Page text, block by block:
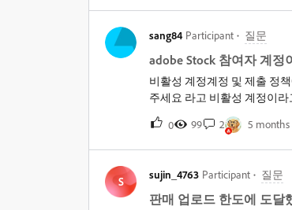
sang84 Participant 질문
adobe Stock 참여자 계정
비활성 계정계정 및 제출 정
주세요 라고 비활성 계정이
고 있는 계정은 한개 입니다.
있다 제공하신 전화번호는
없는 것으로 확인됩니다. 다
0 99 2 5 months
S
sujin_4763 Participant 질문
판매 업로드 한도에 도달